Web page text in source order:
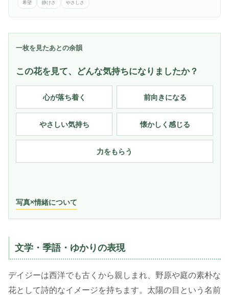
希望 静けさ やさしさ
一枚を見たあとの余韻
この花を見て、どんな気持ちになりましたか？
心が落ち着く 前向きになる
やさしい気持ち 懐かしく感じる
力をもらう
写真×情緒について
文学・季語・ゆかりの表現
デイジーは西洋でも古くから親しまれ、野原や庭の素朴な
花として詩的なイメージを持ちます。太陽の目という名前